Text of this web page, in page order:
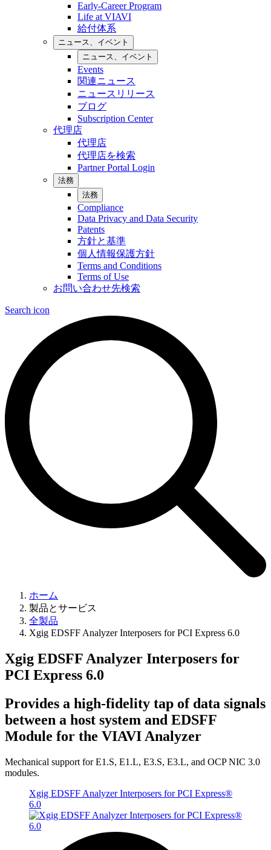
Early-Career Program
Life at VIAVI
給付体系
ニュース、イベント
ニュース、イベント
Events
関連ニュース
ニュースリリース
ブログ
Subscription Center
代理店
代理店
代理店を検索
Partner Portal Login
法務
法務
Compliance
Data Privacy and Data Security
Patents
方針と基準
個人情報保護方針
Terms and Conditions
Terms of Use
お問い合わせ先検索
Search icon
ホーム
製品とサービス
全製品
Xgig EDSFF Analyzer Interposers for PCI Express 6.0
Xgig EDSFF Analyzer Interposers for
PCI Express 6.0
Provides a high-fidelity tap of data signals
between a host system and EDSFF
Module for the VIAVI Analyzer
Mechanical support for E1.S, E1.L, E3.S, E3.L, and OCP NIC 3.0
modules.
Xgig EDSFF Analyzer Interposers for PCI Express®
6.0